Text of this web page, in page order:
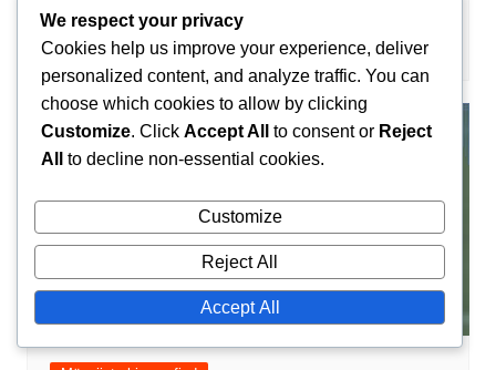
Amir El-Mansouri 02/03/2026 0
We respect your privacy
Cookies help us improve your experience, deliver
personalized content, and analyze traffic. You can
choose which cookies to allow by clicking
Customize. Click Accept All to consent or Reject
All
to decline non-essential cookies.
Customize
Reject All
Accept All